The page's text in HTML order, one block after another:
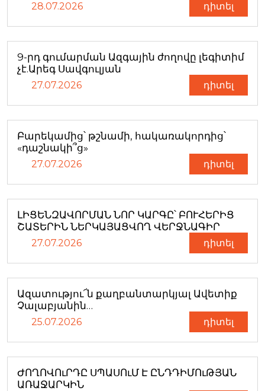
28.07.2026 դիտել
9-րդ գումարման Ազգային ժողովը լեգիտիմ
չէ.Արեգ Սավգուլյան
27.07.2026 դիտել
Բարեկամից՝ թշնամի, հակառակորդից՝
«դաշնակի՞ց»
27.07.2026 դիտել
ԼԻՑԵՆԶԱՎՈՐՄԱՆ ՆՈՐ ԿԱՐԳԸ՝ ԲՈՒՀԵՐԻՑ
ՇԱՏԵՐԻՆ ՆԵՐԿԱՅԱՑՎՈՂ ՎԵՐՋՆԱԳԻՐ
27.07.2026 դիտել
Ազատությու՜ն քաղբանտարկյալ Ավետիք
Չալաբյանին…
25.07.2026 դիտել
ԺՈՂՈՎՈւՐԴԸ ՍՊԱՍՈւՄ Է ԸՆԴԴԻՄՈւԹՅԱՆ
ԱՌԱՋԱՐԿԻՆ